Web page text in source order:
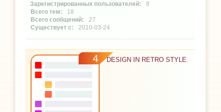
8
18
27
2010-03-24
4 DESIGN IN RETRO STYLE.